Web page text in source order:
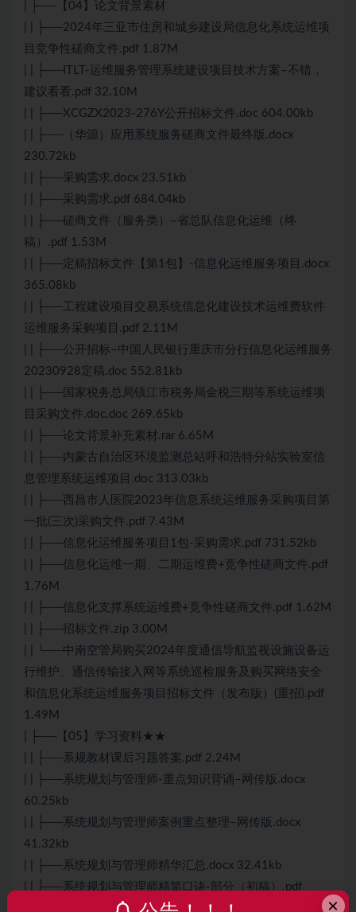
| ├──【04】论文背景素材
| | ├──2024年三亚市住房和城乡建设局信息化系统运维项
目竞争性磋商文件.pdf 1.87M
| | ├──ITLT-运维服务管理系统建设项目技术方案–不错，
建议看看.pdf 32.10M
| | ├──XCGZX2023-276Y公开招标文件.doc 604.00kb
| | ├──（华源）应用系统服务磋商文件最终版.docx
230.72kb
| | ├──采购需求.docx 23.51kb
| | ├──采购需求.pdf 684.04kb
| | ├──磋商文件（服务类）–省总队信息化运维（终
稿）.pdf 1.53M
| | ├──定稿招标文件【第1包】-信息化运维服务项目.docx
365.08kb
| | ├──工程建设项目交易系统信息化建设技术运维费软件
运维服务采购项目.pdf 2.11M
| | ├──公开招标–中国人民银行重庆市分行信息化运维服务
20230928定稿.doc 552.81kb
| | ├──国家税务总局镇江市税务局金税三期等系统运维项
目采购文件.doc.doc 269.65kb
| | ├──论文背景补充素材.rar 6.65M
| | ├──内蒙古自治区环境监测总站呼和浩特分站实验室信
息管理系统运维项目.doc 313.03kb
| | ├──西昌市人医院2023年信息系统运维服务采购项目第
一批(三次)采购文件.pdf 7.43M
| | ├──信息化运维服务项目1包-采购需求.pdf 731.52kb
| | ├──信息化运维一期、二期运维费+竞争性磋商文件.pdf
1.76M
| | ├──信息化支撑系统运维费+竞争性磋商文件.pdf 1.62M
| | ├──招标文件.zip 3.00M
| | └──中南空管局购买2024年度通信导航监视设施设备运
行维护、通信传输接入网等系统巡检服务及购买网络安全
和信息化系统运维服务项目招标文件（发布版）(重招).pdf
1.49M
| ├──【05】学习资料★★
| | ├──系规教材课后习题答案.pdf 2.24M
| | ├──系统规划与管理师-重点知识背诵–网传版.docx
60.25kb
| | ├──系统规划与管理师案例重点整理–网传版.docx
41.32kb
| | ├──系统规划与管理师精华汇总.docx 32.41kb
| | ├──系统规划与管理师精简口诀-部分（初稿）.pdf
×